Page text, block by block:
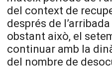
del context de
després de
obstant això, el
continuar amb la
del nombre de